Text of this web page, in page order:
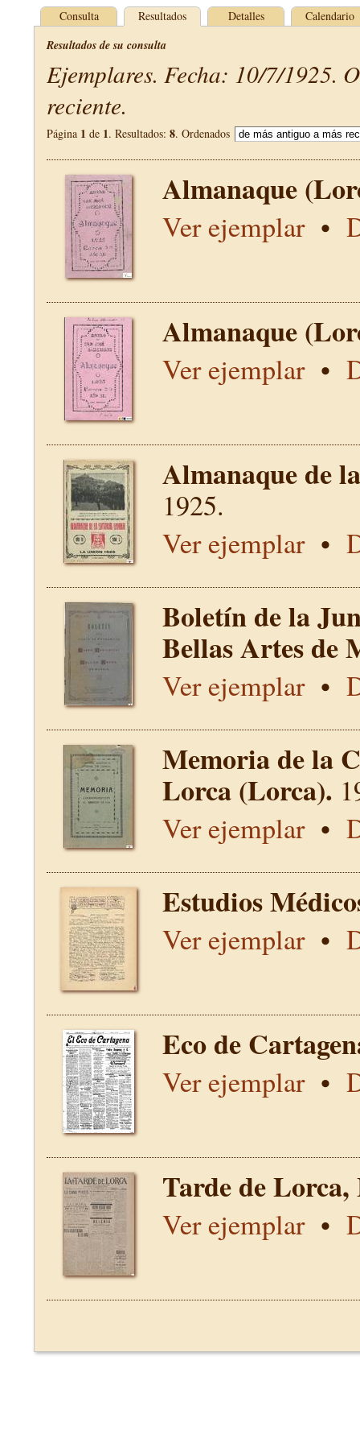
Consulta Resultados Detalles Calendario
Resultados de su consulta
Ejemplares. Fecha: 10/7/1925.
reciente.
Página 1 de 1. Resultados: 8. Ordenados
Almanaque
Ver ejemplar•
Almanaque
Ver ejemplar•
Almanaque de
1925.
Ver ejemplar•
Boletín de la
Bellas Artes
Ver ejemplar•
Memoria de la
Lorca (Lorca).
Ver ejemplar•
Estudios
Ver ejemplar•
Eco de
Ver ejemplar•
Tarde de
Ver ejemplar•